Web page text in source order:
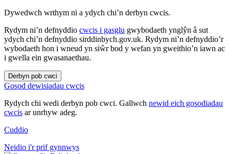
Dywedwch wrthym ni a ydych chi’n derbyn cwcis.
Rydym ni’n defnyddio cwcis i gasglu gwybodaeth ynglŷn â sut
ydych chi’n defnyddio sirddinbych.gov.uk. Rydym ni’n defnyddio’r
wybodaeth hon i wneud yn siŵr bod y wefan yn gweithio’n iawn ac
i gwella ein gwasanaethau.
Derbyn pob cwci
Gosod dewisiadau cwcis
Rydych chi wedi derbyn pob cwci. Gallwch newid eich gosodiadau
cwcis ar unrhyw adeg.
Cuddio
Neidio i'r prif gynnwys